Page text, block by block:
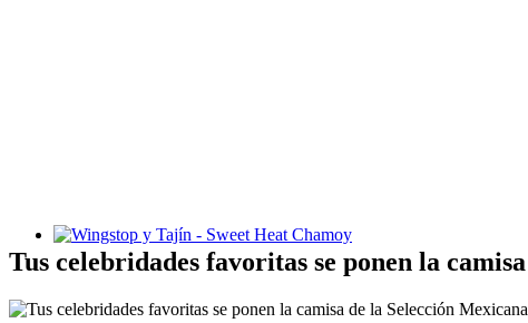
Wingstop y Tajín - Sweet Heat Chamoy
Tus celebridades favoritas se ponen la